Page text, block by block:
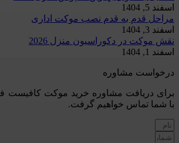
اسفند 5, 1404
مراحل قدم به قدم نصب موکت اداری
اسفند 3, 1404
نقش موکت در دکوراسیون منزل 2026
اسفند 1, 1404
درخواست مشاوره
برای دریافت مشاوره خرید موکت کافیست
با شما تماس خواهیم گرفت.